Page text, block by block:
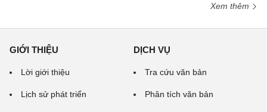
Xem thêm
GIỚI THIỆU
Lời giới thiệu
Lịch sử phát triển
DỊCH VỤ
Tra cứu văn bản
Phân tích văn bản